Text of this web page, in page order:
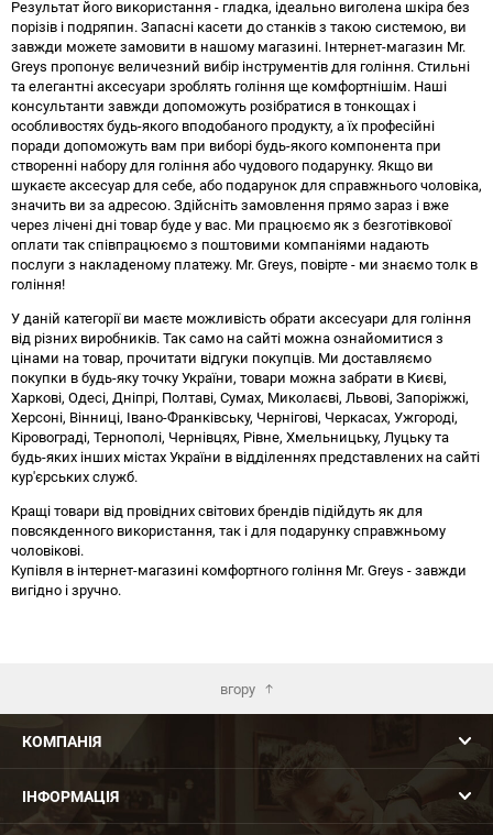
Результат його використання - гладка, ідеально виголена шкіра без
порізів і подряпин. Запасні касети до станків з такою системою, ви
завжди можете замовити в нашому магазині. Інтернет-магазин Mr.
Greys пропонує величезний вибір інструментів для гоління. Стильні
та елегантні аксесуари зроблять гоління ще комфортнішім. Наші
консультанти завжди допоможуть розібратися в тонкощах і
особливостях будь-якого вподобаного продукту, а їх професійні
поради допоможуть вам при виборі будь-якого компонента при
створенні набору для гоління або чудового подарунку. Якщо ви
шукаєте аксесуар для себе, або подарунок для справжнього чоловіка,
значить ви за адресою. Здійсніть замовлення прямо зараз і вже
через лічені дні товар буде у вас. Ми працюємо як з безготівкової
оплати так співпрацюємо з поштовими компаніями надають
послуги з накладеному платежу. Mr. Greys, повірте - ми знаємо толк в
гоління!
У даній категорії ви маєте можливість обрати аксесуари для гоління
від різних виробників. Так само на сайті можна ознайомитися з
цінами на товар, прочитати відгуки покупців. Ми доставляємо
покупки в будь-яку точку України, товари можна забрати в Києві,
Харкові, Одесі, Дніпрі, Полтаві, Сумах, Миколаєві, Львові, Запоріжжі,
Херсоні, Вінниці, Івано-Франківську, Чернігові, Черкасах, Ужгороді,
Кіровограді, Тернополі, Чернівцях, Рівне, Хмельницьку, Луцьку та
будь-яких інших містах України в відділеннях представлених на сайті
кур'єрських служб.
Кращі товари від провідних світових брендів підійдуть як для
повсякденного використання, так і для подарунку справжньому
чоловікові.
Купівля в інтернет-магазині комфортного гоління Mr. Greys - завжди
вигідно і зручно.
вгору
КОМПАНІЯ
ІНФОРМАЦІЯ